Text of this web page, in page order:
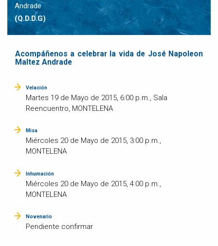
Andrade
(Q.D.D.G)
Acompáñenos a celebrar la vida de José Napoleon
Maltez Andrade
Velación
Martes 19 de Mayo de 2015, 6:00 p.m., Sala
Reencuentro, MONTELENA
Misa
Miércoles 20 de Mayo de 2015, 3:00 p.m.,
MONTELENA
Inhumación
Miércoles 20 de Mayo de 2015, 4:00 p.m.,
MONTELENA
Novenario
Pendiente confirmar